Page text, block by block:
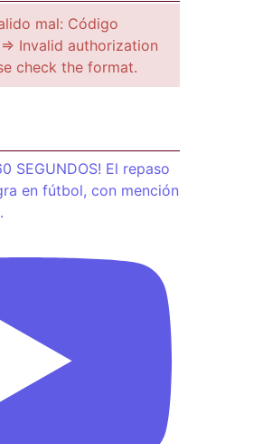
mal: Código
Invalid authorization
check the format.
SEGUNDOS! El repaso
en fútbol, con mención